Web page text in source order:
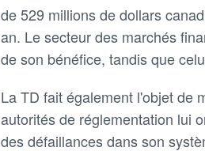
de 529 millions de dollars
an. Le secteur des marchés
de son bénéfice, tandis que
La TD fait également l'objet de
autorités de réglementation lui
des défaillances dans son